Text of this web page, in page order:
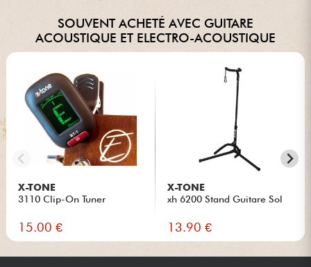
SOUVENT ACHETÉ AVEC GUITARE
ACOUSTIQUE ET ELECTRO-ACOUSTIQUE
X-TONE
3110 Clip-On Tuner
15.00 €
X-TONE
xh 6200 Stand Guitare Sol
13.90 €